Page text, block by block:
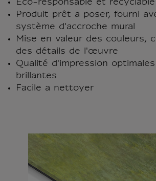
Éco-responsable et recyclable
Produit prêt a poser, fourni
système d'accroche mural
Mise en valeur des couleurs,
des détails de l'œuvre
Qualité d'impression
brillantes
Facile a nettoyer